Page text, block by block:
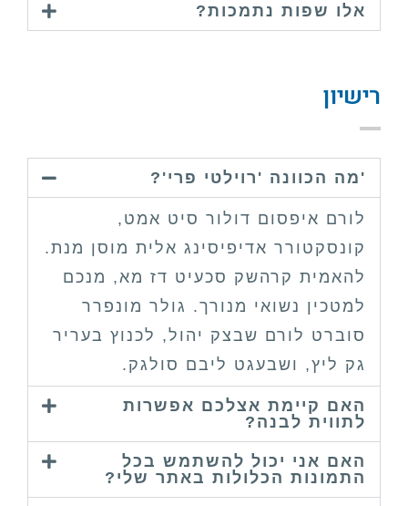
אלו שפות נתמכות?
רישיון
'מה הכוונה 'רוילטי פרי'?
לורם איפסום דולור סיט אמט,
קונסקטורר אדיפיסינג אלית מוסן מנת.
להאמית קרהשק סכעיט דז מא, מנכם
למטכין נשואי מנורך. גולר מונפרר
סוברט לורם שבצק יהול, לכנוץ בעריר
גק ליץ, ושבעגט ליבם סולגק.
האם קיימת אצלכם אפשרות
לתווית לבנה?
האם אני יכול להשתמש בכל
התמונות הכלולות באתר שלי?